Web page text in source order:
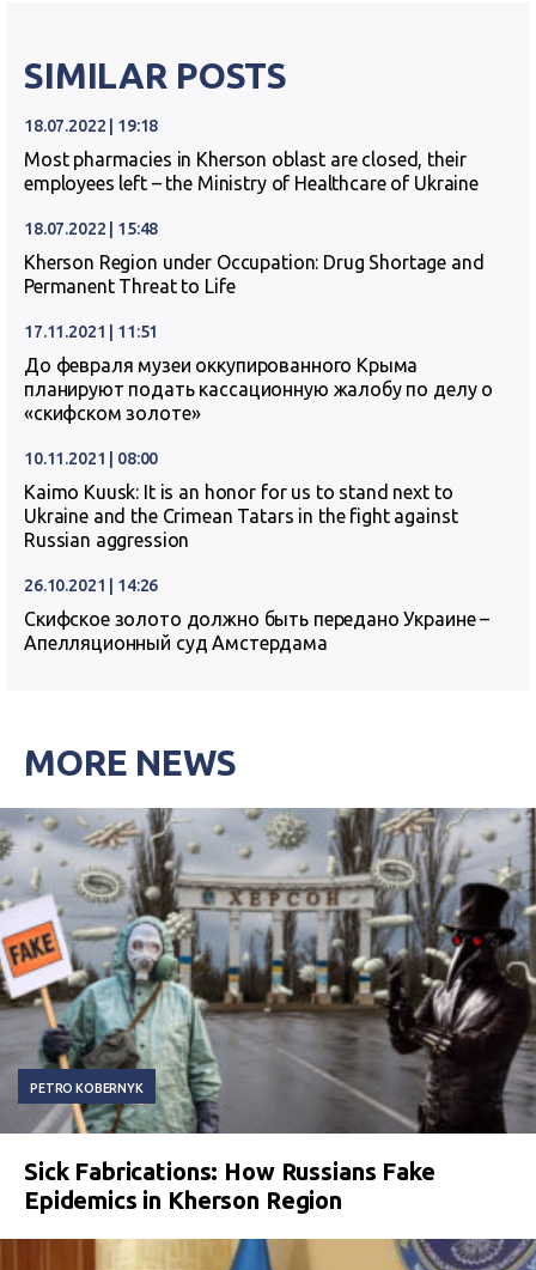
SIMILAR POSTS
18.07.2022 | 19:18
Most pharmacies in Kherson oblast are closed, their
employees left – the Ministry of Healthcare of Ukraine
18.07.2022 | 15:48
Kherson Region under Occupation: Drug Shortage and
Permanent Threat to Life
17.11.2021 | 11:51
До февраля музеи оккупированного Крыма
планируют подать кассационную жалобу по делу о
«скифском золоте»
10.11.2021 | 08:00
Kaimo Kuusk: It is an honor for us to stand next to
Ukraine and the Crimean Tatars in the fight against
Russian aggression
26.10.2021 | 14:26
Скифское золото должно быть передано Украине –
Апелляционный суд Амстердама
MORE NEWS
PETRO KOBERNYK
Sick Fabrications: How Russians Fake
Epidemics in Kherson Region